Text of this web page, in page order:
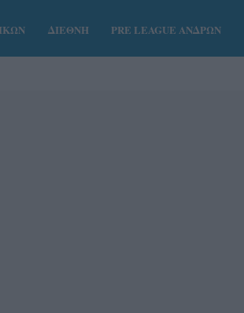
ΔΙΕΘΝΗ PRE LEAGUE ΑΝΔΡΩΝ